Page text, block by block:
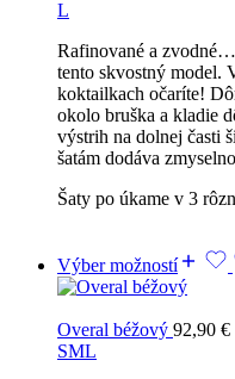
L
Rafinované a
tento skvostný model.
koktailkach očaríte!
okolo bruška a kladie
výstrih na dolnej časti
šatám dodáva
Šaty po úkame v 3
Výber možností
Overal béžový 92,90 €
SML